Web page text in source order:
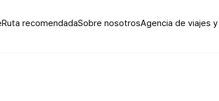
Ruta recomendadaSobre nosotrosAgencia de viajes